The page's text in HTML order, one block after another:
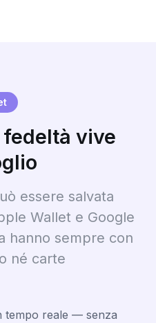
vive
essere salvata
Wallet e Google
hanno sempre con
né carte
tempo reale — senza